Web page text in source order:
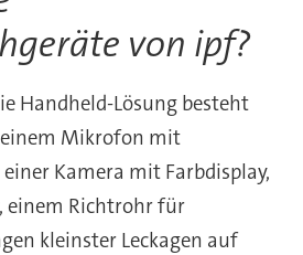
von ipf?
Handheld-Lösung besteht
Mikrofon mit
Kamera mit Farbdisplay,
einem Richtrohr für
kleinster Leckagen auf